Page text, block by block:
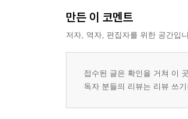
만든 이 코멘트
저자, 역자, 편집자를 위한 공간입
접수된 글은 확인을 거쳐 이
독자 분들의 리뷰는 리뷰 쓰